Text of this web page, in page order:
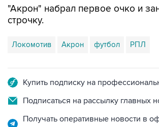
"Акрон" набрал первое очко и
строчку.
Локомотив Акрон футбол РПЛ
Купить подписку на
Подписаться на рассылку главных
Получать оперативные новости в